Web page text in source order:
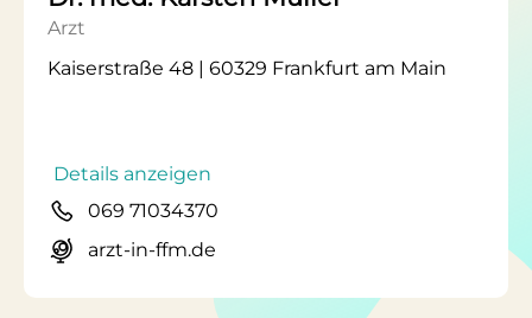
Arzt
Kaiserstraße 48 | 60329 Frankfurt am Main
Details anzeigen
069 71034370
arzt-in-ffm.de